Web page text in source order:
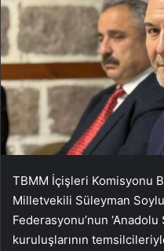
TBMM İçişleri Komisyonu
Milletvekili Süleyman
Federasyonu’nun
kuruluşlarının